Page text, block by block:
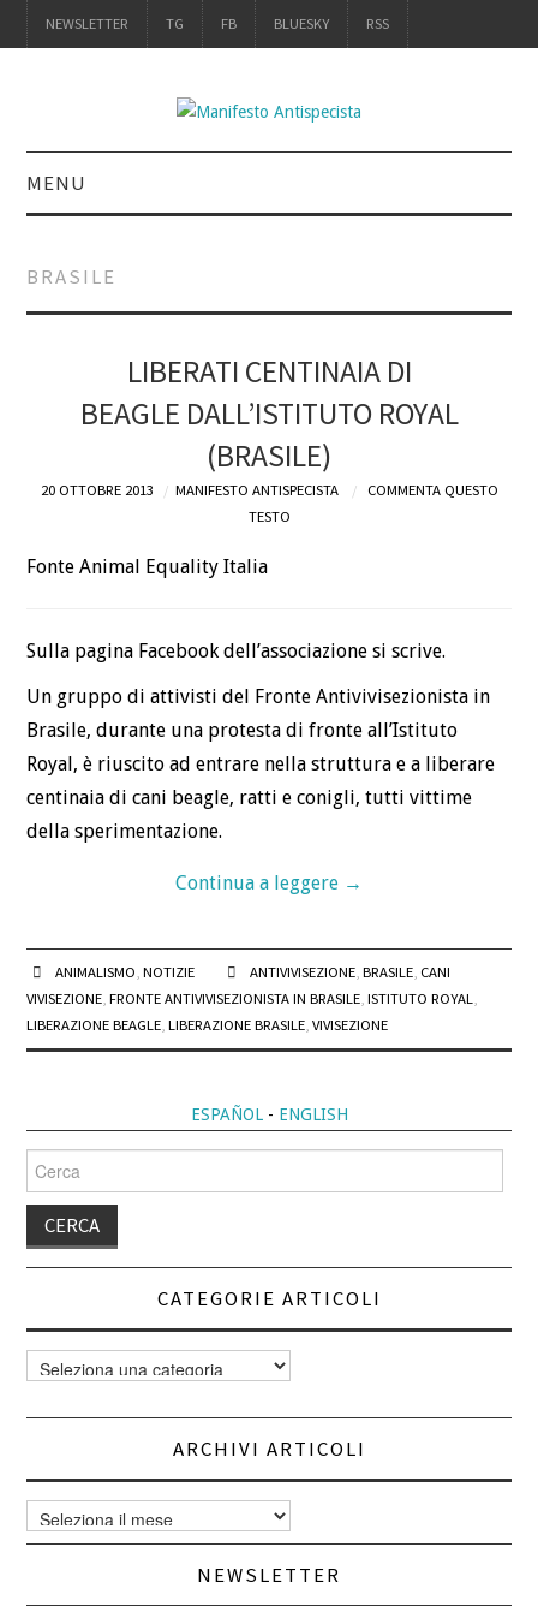
NEWSLETTER TG FB BLUESKY RSS
MENU
UN MANIFESTO: IL
LIBRO
UNA RECENSIONE
LINGUAGGIO NON
DISCRIMINATORIO
ACQUISTALO
DEFINIZIONI
SPECISMO
DEFINIZIONE DI
CHI
BLOG
CONTATTI
BRASILE
LIBERATI CENTINAIA DI
BEAGLE DALL’ISTITUTO ROYAL
(BRASILE)
20 OTTOBRE 2013 MANIFESTO ANTISPECISTA
COMMENTA QUESTO
TESTO
Fonte Animal Equality Italia
Sulla pagina Facebook dell’associazione si scrive.
Un gruppo di attivisti del Fronte Antivivisezionista in
Brasile, durante una protesta di fronte all’Istituto
Royal, è riuscito ad entrare nella struttura e a liberare
centinaia di cani beagle, ratti e conigli, tutti vittime
della sperimentazione.
Continua a leggere →
ANIMALISMO, NOTIZIE ANTIVIVISEZIONE, BRASILE, CANI
VIVISEZIONE,FRONTE ANTIVIVISEZIONISTA IN BRASILE,ISTITUTO ROYAL,
LIBERAZIONE BEAGLE,LIBERAZIONE BRASILE,VIVISEZIONE
ESPAÑOL- ENGLISH
Cerca
per:
CATEGORIE ARTICOLI
Categorie
articoli
ARCHIVI ARTICOLI
Archivi
articoli
NEWSLETTER